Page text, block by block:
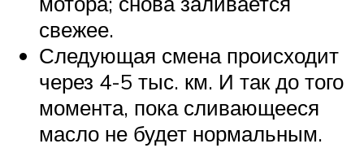
свежее.
Следующая смена происходит
через 4-5 тыс. км. И так до того
момента, пока сливающееся
масло не будет нормальным.